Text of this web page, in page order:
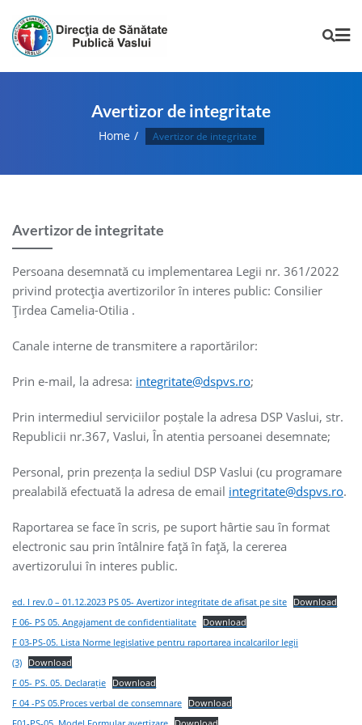
Avertizor de integritate
Home Avertizor de integritate
Avertizor de integritate
Persoana desemnată cu implementarea Legii nr. 361/2022
privind protecţia avertizorilor în interes public: Consilier
Ţirdea Camelia-Otilia .
Canale interne de transmitere a raportărilor:
Prin e-mail, la adresa: integritate@dspvs.ro;
Prin intermediul serviciilor poștale la adresa DSP Vaslui, str.
Republicii nr.367, Vaslui, În atentia persoanei desemnate;
Personal, prin prezența la sediul DSP Vaslui (cu programare
prealabilă efectuată la adresa de email integritate@dspvs.ro.
Raportarea se face în scris, pe suport hârtie sau în format
electronic sau prin întâlnire faţă în faţă, la cererea
avertizorului în interes public.
ed. I rev.0 – 01.12.2023 PS 05- Avertizor integritate de afisat pe site Download
F 06- PS 05. Angajament de confidentialitate Download
F 03-PS-05. Lista Norme legislative pentru raportarea incalcarilor legii
(3) Download
F 05- PS. 05. Declarație Download
F 04 -PS 05.Proces verbal de consemnare Download